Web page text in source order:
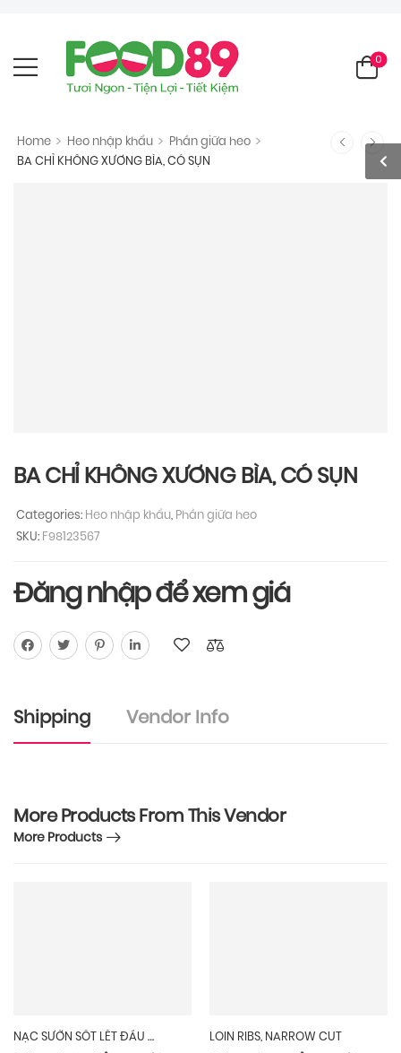
0
Home > Heo nhập khẩu > Phần giữa heo >
BA CHỈ KHÔNG XƯƠNG BÌA, CÓ SỤN
BA CHỈ KHÔNG XƯƠNG BÌA, CÓ SỤN
Categories: Heo nhập khẩu, Phần giữa heo
SKU: F98123567
Đăng nhập để xem giá
Shipping Vendor Info
More Products From This Vendor
More Products
NẠC SƯỜN SỐT LẾT ĐẦU MỠ TRẮNG LOIN RIBS, NARROW CUT